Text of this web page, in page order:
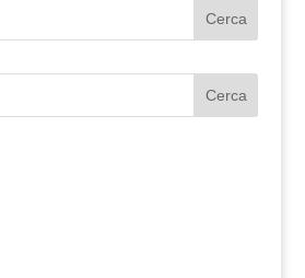
Cerca
Cerca